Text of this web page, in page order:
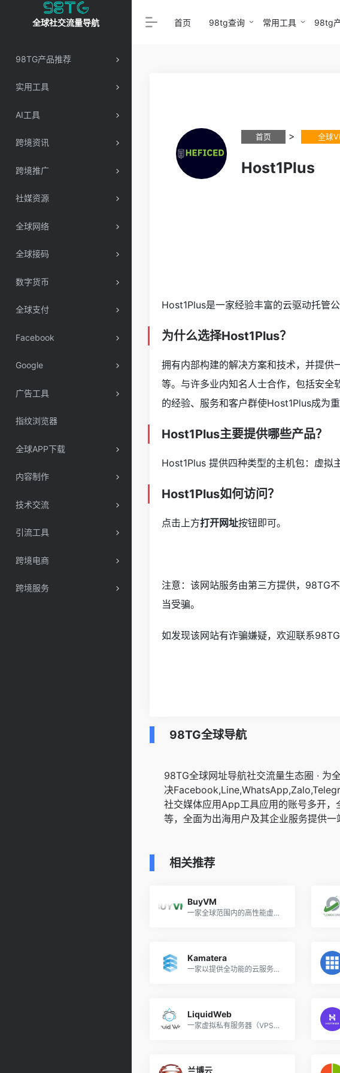
全球社交流量导航
98TG产品推荐
实用工具
AI工具
跨境资讯
跨境推广
社媒资源
全球网络
全球接码
数字货币
全球支付
Facebook
Google
广告工具
指纹浏览器
全球APP下载
内容制作
技术交流
引流工具
跨境电商
跨境服务
首页 98tg查询 常用工具 98tg
首页 > 全球
Host1Plus
Host1Plus是一家经验丰富的云驱动托管
为什么选择Host1Plus？
拥有内部构建的解决方案和技术，并提
等。与许多业内知名人士合作，包括安
的经验、服务和客户群使Host1Plus成为
Host1Plus主要提供哪些产品？
Host1Plus 提供四种类型的主机包：虚拟
Host1Plus如何访问？
点击上方打开网址按钮即可。
注意：该网站服务由第三方提供，98TG
当受骗。
如发现该网站有诈骗嫌疑，欢迎联系
98TG全球导航
98TG全球网址导航社交流量生态圈 · 为
决
社交媒体应用App工具应用的账号多开
等，全面为出海用户及其企业服务提供一
相关推荐
BuyVM
一家全球范围内的高性能虚拟主机服务提供商
Kamatera
一家以提供全功能的云服务为特色的全球性云服务提供商
LiquidWeb
一家虚拟私有服务器（VPS），云服务器，专用服务器和基础架构即服务（IaaS）提供商
兰博云